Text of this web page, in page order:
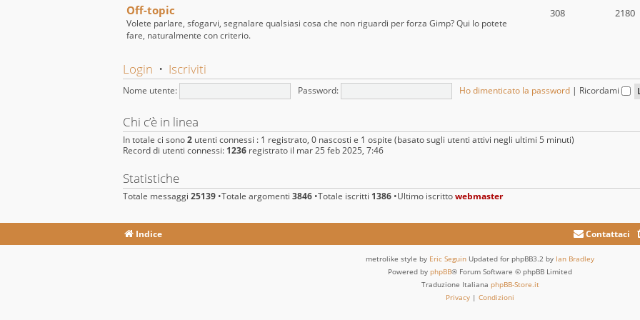
Off-topic
Volete parlare, sfogarvi, segnalare qualsiasi cosa che non riguardi per forza Gimp? Qui lo potete
fare, naturalmente con criterio.
308 2180
Login • Iscriviti
Nome utente: Password: Ho dimenticato la password | Ricordami
Chi c’è in linea
In totale ci sono2 utenti connessi : 1 registrato, 0 nascosti e 1 ospite (basato sugli utenti attivi negli ultimi 5 minuti)
Record di utenti connessi: 1236 registrato il mar 25 feb 2025, 7:46
Statistiche
Totale messaggi 25139 •Totale argomenti 3846 •Totale iscritti 1386 •Ultimo iscrittowebmaster
Indice Contattaci
metrolike style by Eric Seguin Updated for phpBB3.2 by Ian Bradley
Powered by phpBB® Forum Software © phpBB Limited
Traduzione Italiana phpBB-Store.it
Privacy | Condizioni